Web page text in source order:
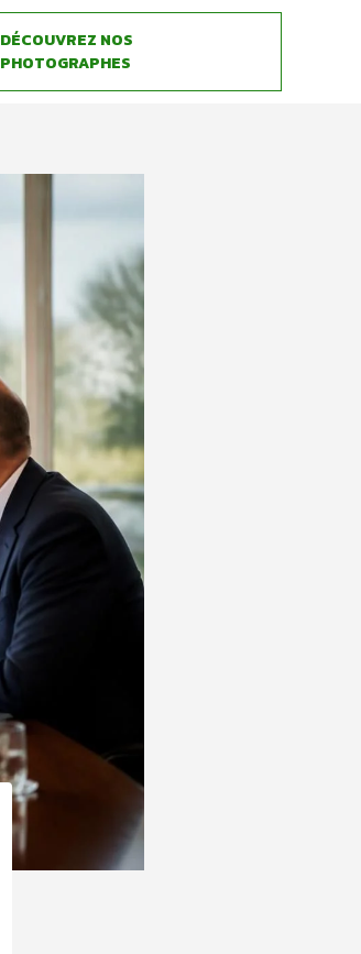
DÉCOUVREZ NOS
PHOTOGRAPHES